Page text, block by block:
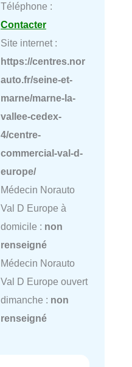
Téléphone :
Contacter
Site internet :
https://centres.nor
auto.fr/seine-et-
marne/marne-la-
vallee-cedex-
4/centre-
commercial-val-d-
europe/
Médecin Norauto
Val D Europe à
domicile : non
renseigné
Médecin Norauto
Val D Europe ouvert
dimanche : non
renseigné